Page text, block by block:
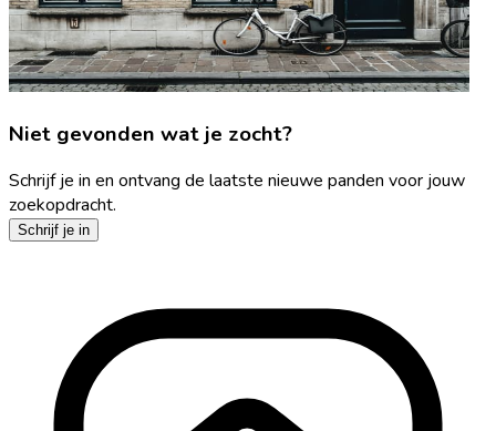
Niet gevonden wat je zocht?
Schrijf je in en ontvang de laatste nieuwe panden voor jouw
zoekopdracht.
Schrijf je in